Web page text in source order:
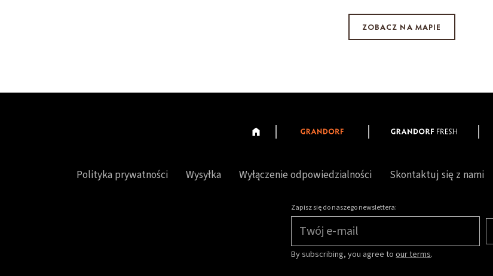
ZOBACZ NA MAPIE
Polityka prywatności Wysyłka Wyłączenie odpowiedzialności Skontaktuj się z nami
Zapisz się do naszego newslettera:
Twój e-mail
By subscribing, you agree toour terms.